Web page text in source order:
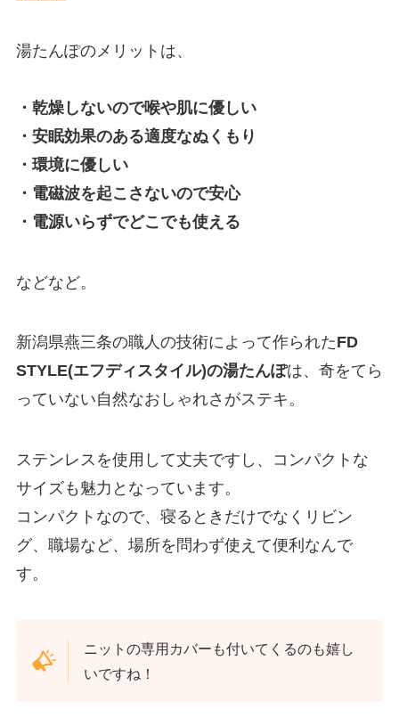
湯たんぽのメリットは、
・乾燥しないので喉や肌に優しい
・安眠効果のある適度なぬくもり
・環境に優しい
・電磁波を起こさないので安心
・電源いらずでどこでも使える
などなど。
新潟県燕三条の職人の技術によって作られたFD
STYLE(エフディスタイル)の湯たんぽは、奇をてら
っていない自然なおしゃれさがステキ。
ステンレスを使用して丈夫ですし、コンパクトな
サイズも魅力となっています。
コンパクトなので、寝るときだけでなくリビン
グ、職場など、場所を問わず使えて便利なんで
す。
ニットの専用カバーも付いてくるのも嬉し
いですね！